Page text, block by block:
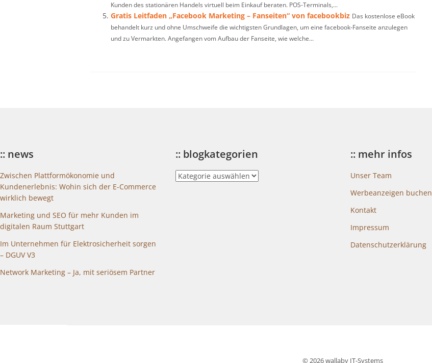
Kunden des stationären Handels virtuell beim Einkauf beraten. POS-Terminals,...
Gratis Leitfaden „Facebook Marketing – Fanseiten“ von facebookbiz Das kostenlose eBook
behandelt kurz und ohne Umschweife die wichtigsten Grundlagen, um eine facebook-Fanseite anzulegen
und zu Vermarkten. Angefangen vom Aufbau der Fanseite, wie welche...
:: news
Zwischen Plattformökonomie und
Kundenerlebnis: Wohin sich der E-Commerce
wirklich bewegt
Marketing und SEO für mehr Kunden im
digitalen Raum Stuttgart
Im Unternehmen für Elektrosicherheit sorgen
– DGUV V3
Network Marketing – Ja, mit seriösem Partner
:: blogkategorien
::
blogkategorien
:: mehr infos
Unser Team
Werbeanzeigen buchen
Kontakt
Impressum
Datenschutzerklärung
© 2026 wallaby IT-Systems